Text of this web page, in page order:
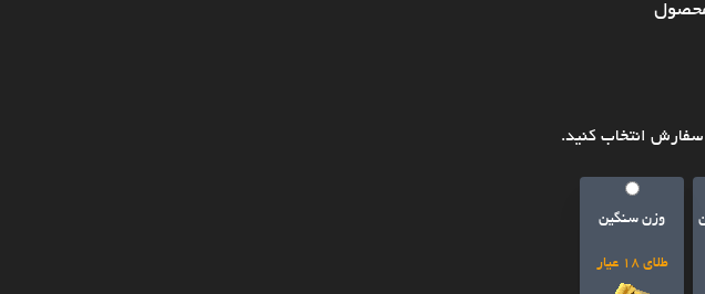
انتخاب کنید.
وزن سنگین
طلای 18 عیار